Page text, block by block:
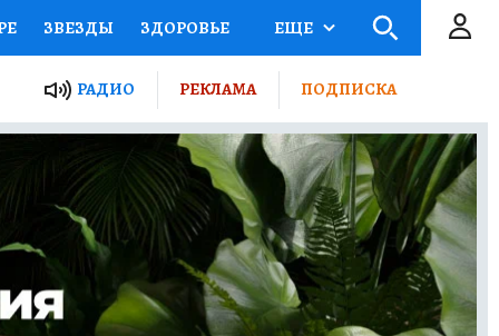
ЗВЕЗДЫ ЗДОРОВЬЕ
ПРОЕКТЫ РОССИИ
ПУТЕВОДИТЕЛЬ
ТУРИЗМ
ВСЕ О КП РАДИО КП
ЕЩЕ
РАДИО РЕКЛАМА ПОДПИСКА